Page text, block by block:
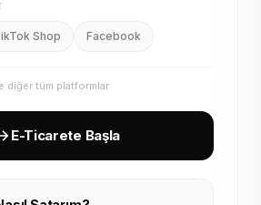
Shop Facebook
diğer tüm platformlar
E-Ticarete Başla